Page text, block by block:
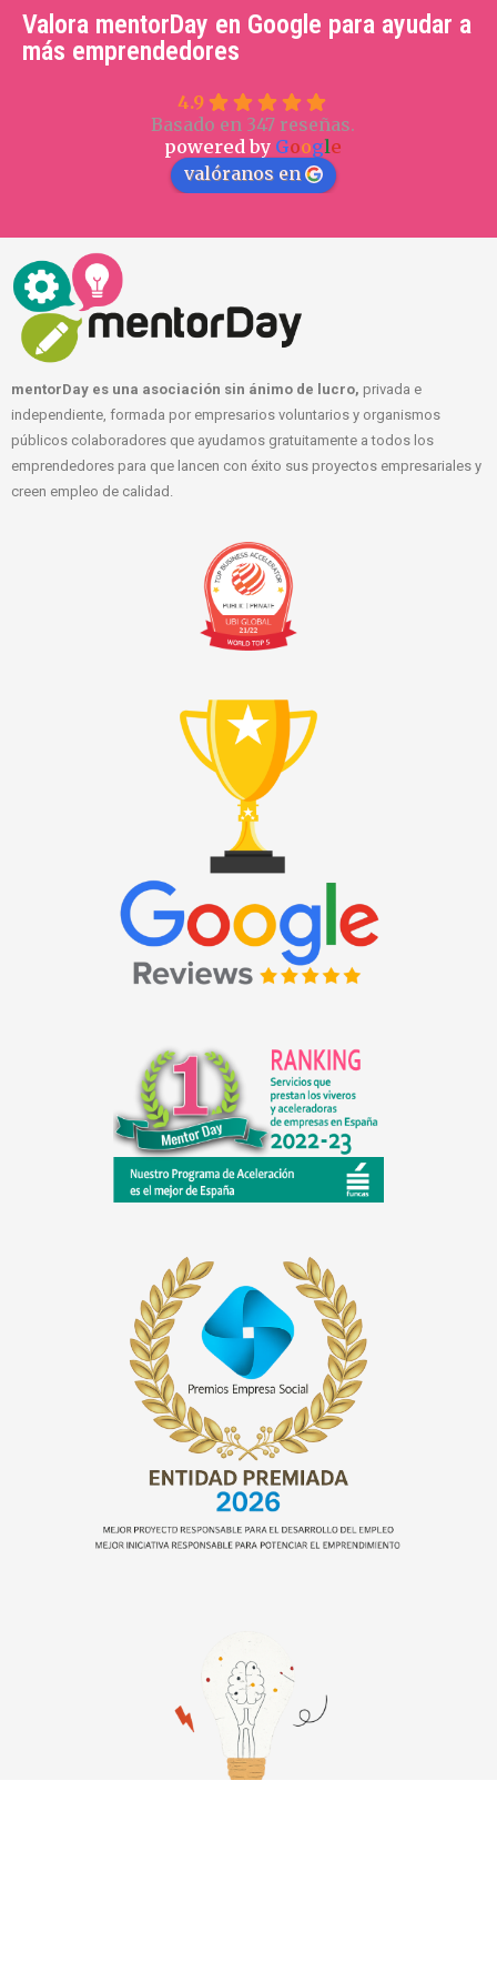
Valora mentorDay en Google para ayudar a
más emprendedores
4.9
Basado en 347 reseñas.
powered by Google
valóranos en
mentorDay es una asociación sin ánimo de lucro, privada e
independiente, formada por empresarios voluntarios y organismos
públicos colaboradores que ayudamos gratuitamente a todos los
emprendedores para que lancen con éxito sus proyectos empresariales y
creen empleo de calidad.